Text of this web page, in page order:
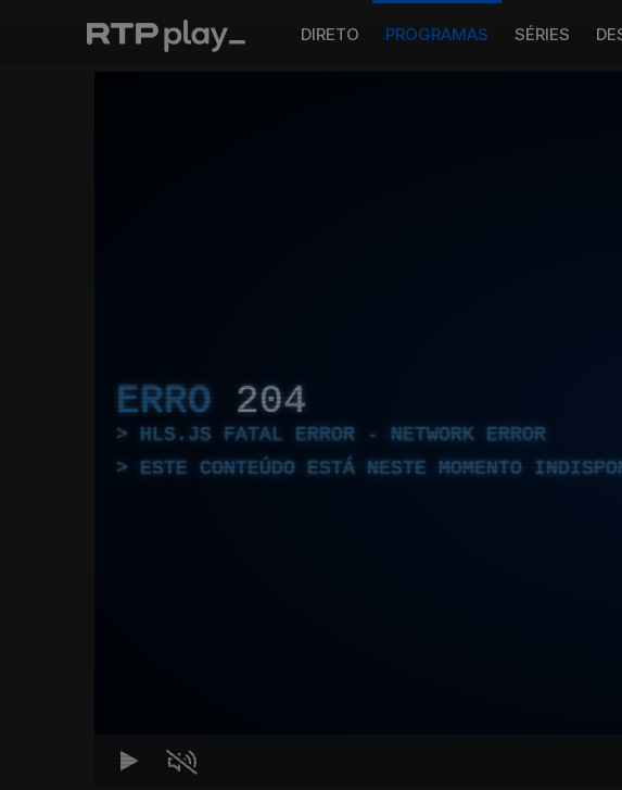
DIRETO PROGRAMAS SÉRIES
ERRO 204
HLS.JS FATAL ERROR - NETWORK ERROR
ESTE CONTEÚDO ESTÁ NESTE MOMENTO